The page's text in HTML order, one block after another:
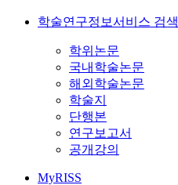
학술연구정보서비스 검색
학위논문
국내학술논문
해외학술논문
학술지
단행본
연구보고서
공개강의
MyRISS